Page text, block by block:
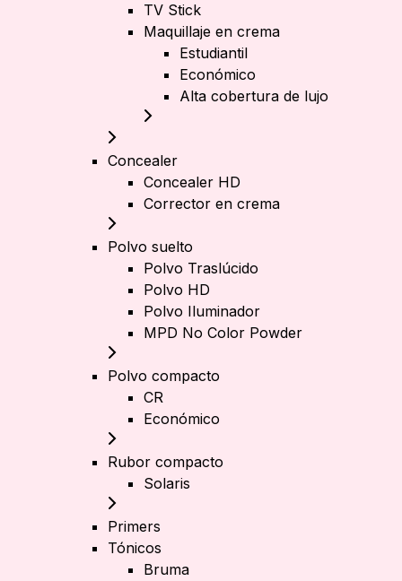
TV Stick
Maquillaje en crema
Estudiantil
Económico
Alta cobertura de lujo
Concealer
Concealer HD
Corrector en crema
Polvo suelto
Polvo Traslúcido
Polvo HD
Polvo Iluminador
MPD No Color Powder
Polvo compacto
CR
Económico
Rubor compacto
Solaris
Primers
Tónicos
Bruma